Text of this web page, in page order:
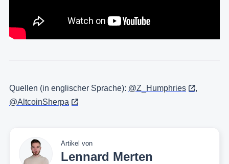
Quellen (in englischer Sprache): @Z_Humphries
,
@AltcoinSherpa
Artikel von
Lennard Merten